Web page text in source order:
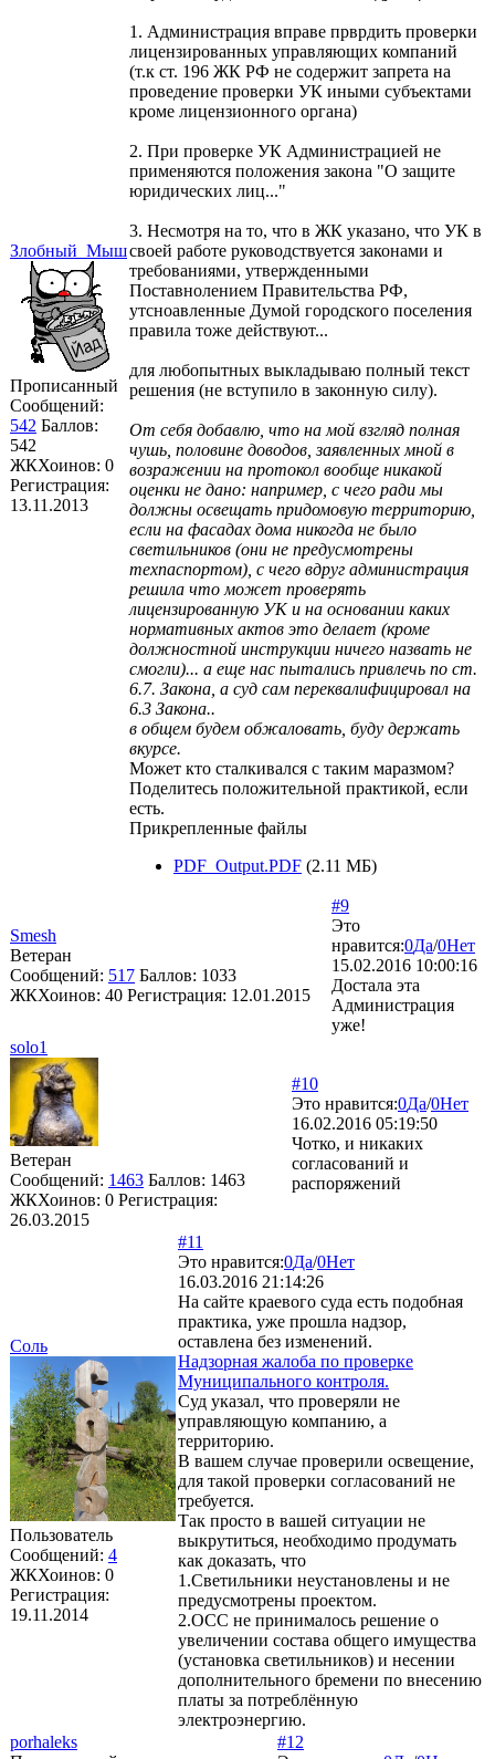
Злобный_Мыш
Прописанный
Сообщений:
542 Баллов:
542
ЖКХоинов: 0
Регистрация:
13.11.2013
1. Администрация вправе прврдить проверки
лицензированных управляющих компаний
(т.к ст. 196 ЖК РФ не содержит запрета на
проведение проверки УК иными субъектами
кроме лицензионного органа)
2. При проверке УК Администрацией не
применяются положения закона "О защите
юридических лиц..."
3. Несмотря на то, что в ЖК указано, что УК в
своей работе руководствуется законами и
требованиями, утвержденными
Поставнолением Правительства РФ,
утсноавленные Думой городского поселения
правила тоже действуют...
для любопытных выкладываю полный текст
решения (не вступило в законную силу).
От себя добавлю, что на мой взгляд полная
чушь, половине доводов, заявленных мной в
возражении на протокол вообще никакой
оценки не дано: например, с чего ради мы
должны освещать придомовую территорию,
если на фасадах дома никогда не было
светильников (они не предусмотрены
техпаспортом), с чего вдруг администрация
решила что может проверять
лицензированную УК и на основании каких
нормативных актов это делает (кроме
должностной инструкции ничего назвать не
смогли)... а еще нас пытались привлечь по ст.
6.7. Закона, а суд сам переквалифицировал на
6.3 Закона..
в общем будем обжаловать, буду держать
вкурсе.
Может кто сталкивался с таким маразмом?
Поделитесь положительной практикой, если
есть.
Прикрепленные файлы
PDF_Output.PDF (2.11 МБ)
Smesh
Ветеран
Сообщений: 517 Баллов: 1033
ЖКХоинов: 40 Регистрация: 12.01.2015
#9
Это
нравится:0Да/0Нет
15.02.2016 10:00:16
Достала эта
Администрация
уже!
solo1
Ветеран
Сообщений: 1463 Баллов: 1463
ЖКХоинов: 0 Регистрация:
26.03.2015
#10
Это нравится:0Да/0Нет
16.02.2016 05:19:50
Чотко, и никаких
согласований и
распоряжений
Соль
Пользователь
Сообщений: 4
ЖКХоинов: 0
Регистрация:
19.11.2014
#11
Это нравится:0Да/0Нет
16.03.2016 21:14:26
На сайте краевого суда есть подобная
практика, уже прошла надзор,
оставлена без изменений.
Надзорная жалоба по проверке
Муниципального контроля.
Суд указал, что проверяли не
управляющую компанию, а
территорию.
В вашем случае проверили освещение,
для такой проверки согласований не
требуется.
Так просто в вашей ситуации не
выкрутиться, необходимо продумать
как доказать, что
1.Светильники неустановлены и не
предусмотрены проектом.
2.ОСС не принималось решение о
увеличении состава общего имущества
(установка светильников) и несении
дополнительного бремени по внесению
платы за потреблённую
электроэнергию.
porhaleks
#12